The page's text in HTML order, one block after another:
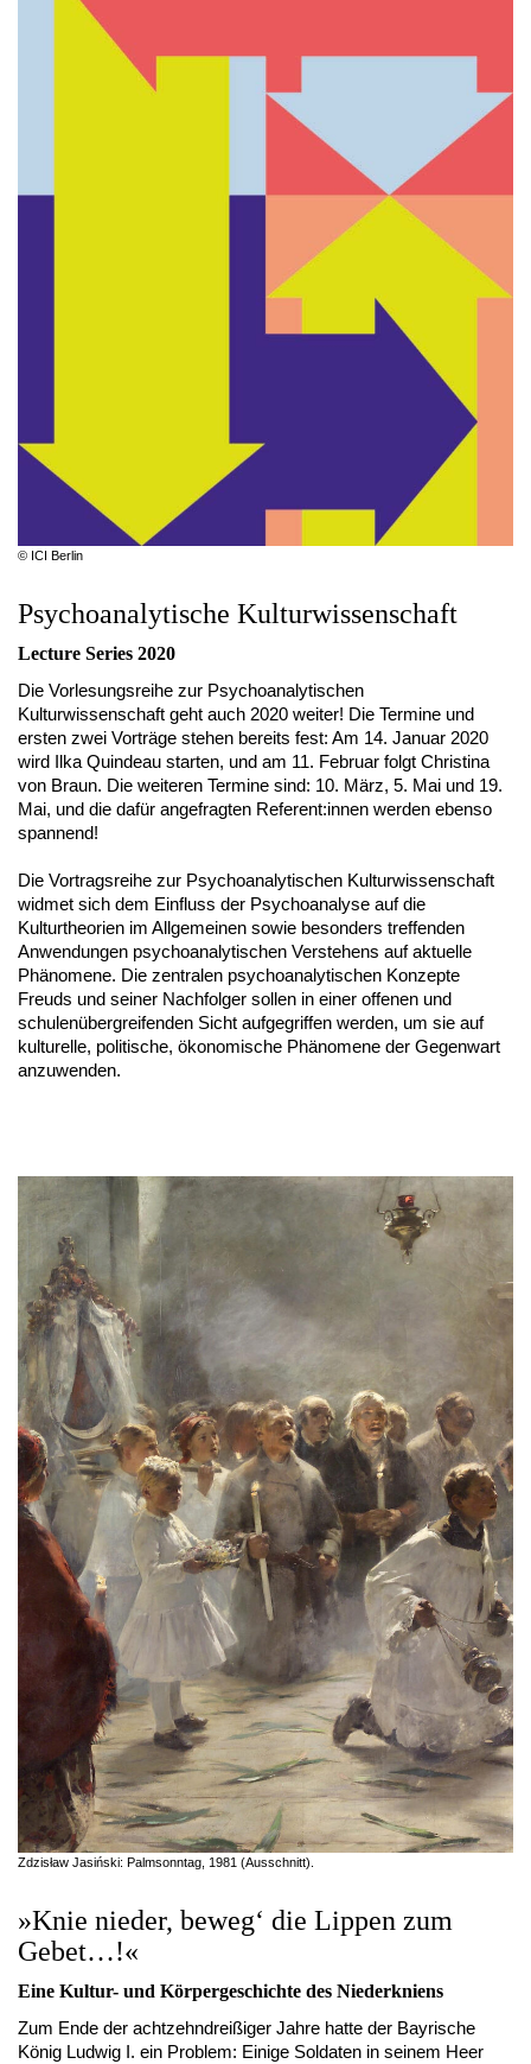
© ICI Berlin
Psychoanalytische Kulturwissenschaft
Lecture Series 2020
Die Vorlesungsreihe zur Psychoanalytischen
Kulturwissenschaft geht auch 2020 weiter! Die Termine und
ersten zwei Vorträge stehen bereits fest: Am 14. Januar 2020
wird Ilka Quindeau starten, und am 11. Februar folgt Christina
von Braun. Die weiteren Termine sind: 10. März, 5. Mai und 19.
Mai, und die dafür angefragten Referent:innen werden ebenso
spannend!
Die Vortragsreihe zur Psychoanalytischen Kulturwissenschaft
widmet sich dem Einfluss der Psychoanalyse auf die
Kulturtheorien im Allgemeinen sowie besonders treffenden
Anwendungen psychoanalytischen Verstehens auf aktuelle
Phänomene. Die zentralen psychoanalytischen Konzepte
Freuds und seiner Nachfolger sollen in einer offenen und
schulenübergreifenden Sicht aufgegriffen werden, um sie auf
kulturelle, politische, ökonomische Phänomene der Gegenwart
anzuwenden.
Zdzisław Jasiński: Palmsonntag, 1981 (Ausschnitt).
»Knie nieder, beweg‘ die Lippen zum
Gebet…!«
Eine Kultur- und Körpergeschichte des Niederkniens
Zum Ende der achtzehndreißiger Jahre hatte der Bayrische
König Ludwig I. ein Problem: Einige Soldaten in seinem Heer